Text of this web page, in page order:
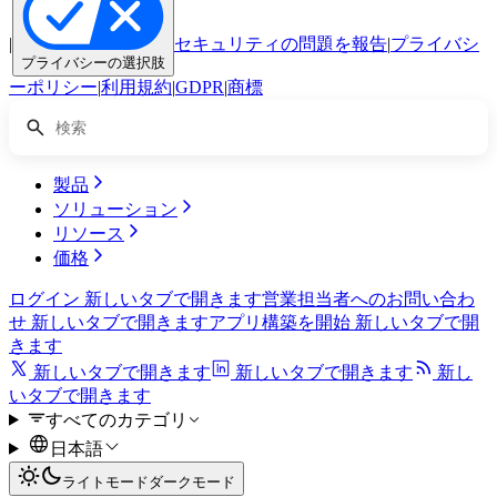
|
プライバシーの選択肢
セキュリティの問題を報告|プライバシ
ーポリシー|利用規約|GDPR|商標
製品
ソリューション
リソース
価格
ログイン 新しいタブで開きます営業担当者へのお問い合わ
せ 新しいタブで開きますアプリ構築を開始 新しいタブで開
きます
新しいタブで開きます
新しいタブで開きます
新し
いタブで開きます
すべてのカテゴリ
日本語
ライトモードダークモード